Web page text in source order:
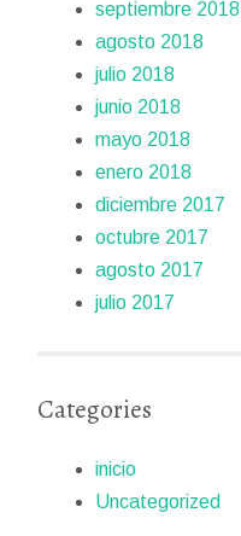
septiembre 2018
agosto 2018
julio 2018
junio 2018
mayo 2018
enero 2018
diciembre 2017
octubre 2017
agosto 2017
julio 2017
Categories
inicio
Uncategorized